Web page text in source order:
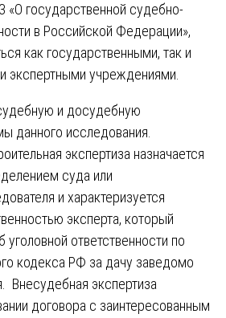
государственной судебно-
в Российской Федерации»,
как государственными, так и
экспертными учреждениями.
и досудебную
данного исследования.
экспертиза назначается
суда или
и характеризуется
эксперта, который
ответственности по
кодекса РФ за дачу заведомо
Внесудебная экспертиза
договора с заинтересованным